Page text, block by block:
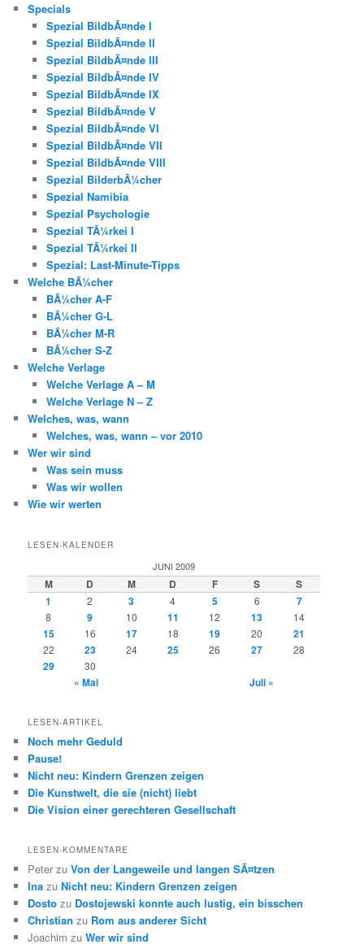
Specials
Spezial BildbÃ¤nde I
Spezial BildbÃ¤nde II
Spezial BildbÃ¤nde III
Spezial BildbÃ¤nde IV
Spezial BildbÃ¤nde IX
Spezial BildbÃ¤nde V
Spezial BildbÃ¤nde VI
Spezial BildbÃ¤nde VII
Spezial BildbÃ¤nde VIII
Spezial BilderbÃ¼cher
Spezial Namibia
Spezial Psychologie
Spezial TÃ¼rkei I
Spezial TÃ¼rkei II
Spezial: Last-Minute-Tipps
Welche BÃ¼cher
BÃ¼cher A-F
BÃ¼cher G-L
BÃ¼cher M-R
BÃ¼cher S-Z
Welche Verlage
Welche Verlage A – M
Welche Verlage N – Z
Welches, was, wann
Welches, was, wann – vor 2010
Wer wir sind
Was sein muss
Was wir wollen
Wie wir werten
LESEN-KALENDER
JUNI 2009
M D M D F S
S
1
2 3 4 5 6 7
8 9 10 11 12 13 14
15 16 17 18 19 20 21
22 23 24 25 26 27 28
29 30
« Mai Juli »
LESEN-ARTIKEL
Noch mehr Geduld
Pause!
Nicht neu: Kindern Grenzen zeigen
Die Kunstwelt, die sie (nicht) liebt
Die Vision einer gerechteren Gesellschaft
LESEN-KOMMENTARE
Peter zuVon der Langeweile und langen SÃ¤tzen
Ina zuNicht neu: Kindern Grenzen zeigen
Dosto zu Dostojewski konnte auch lustig, ein bisschen
Christian zu Rom aus anderer Sicht
Joachim zuWer wir sind